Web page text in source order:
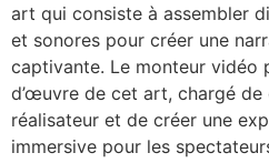
art qui consiste à assembler
et sonores pour créer une
captivante. Le monteur vidéo
d’œuvre de cet art, chargé de
réalisateur et de créer une
immersive pour les